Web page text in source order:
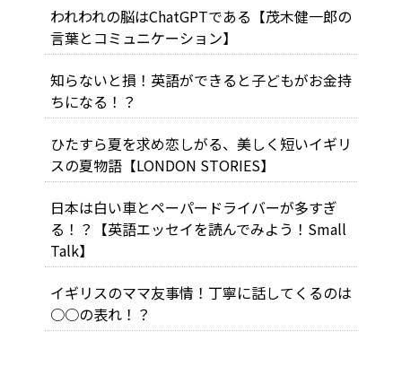
われわれの脳はChatGPTである【茂木健一郎の
言葉とコミュニケーション】
知らないと損！英語ができると子どもがお金持
ちになる！？
ひたすら夏を求め恋しがる、美しく短いイギリ
スの夏物語【LONDON STORIES】
日本は白い車とペーパードライバーが多すぎ
る！？【英語エッセイを読んでみよう！Small
Talk】
イギリスのママ友事情！丁寧に話してくるのは
○○の表れ！？